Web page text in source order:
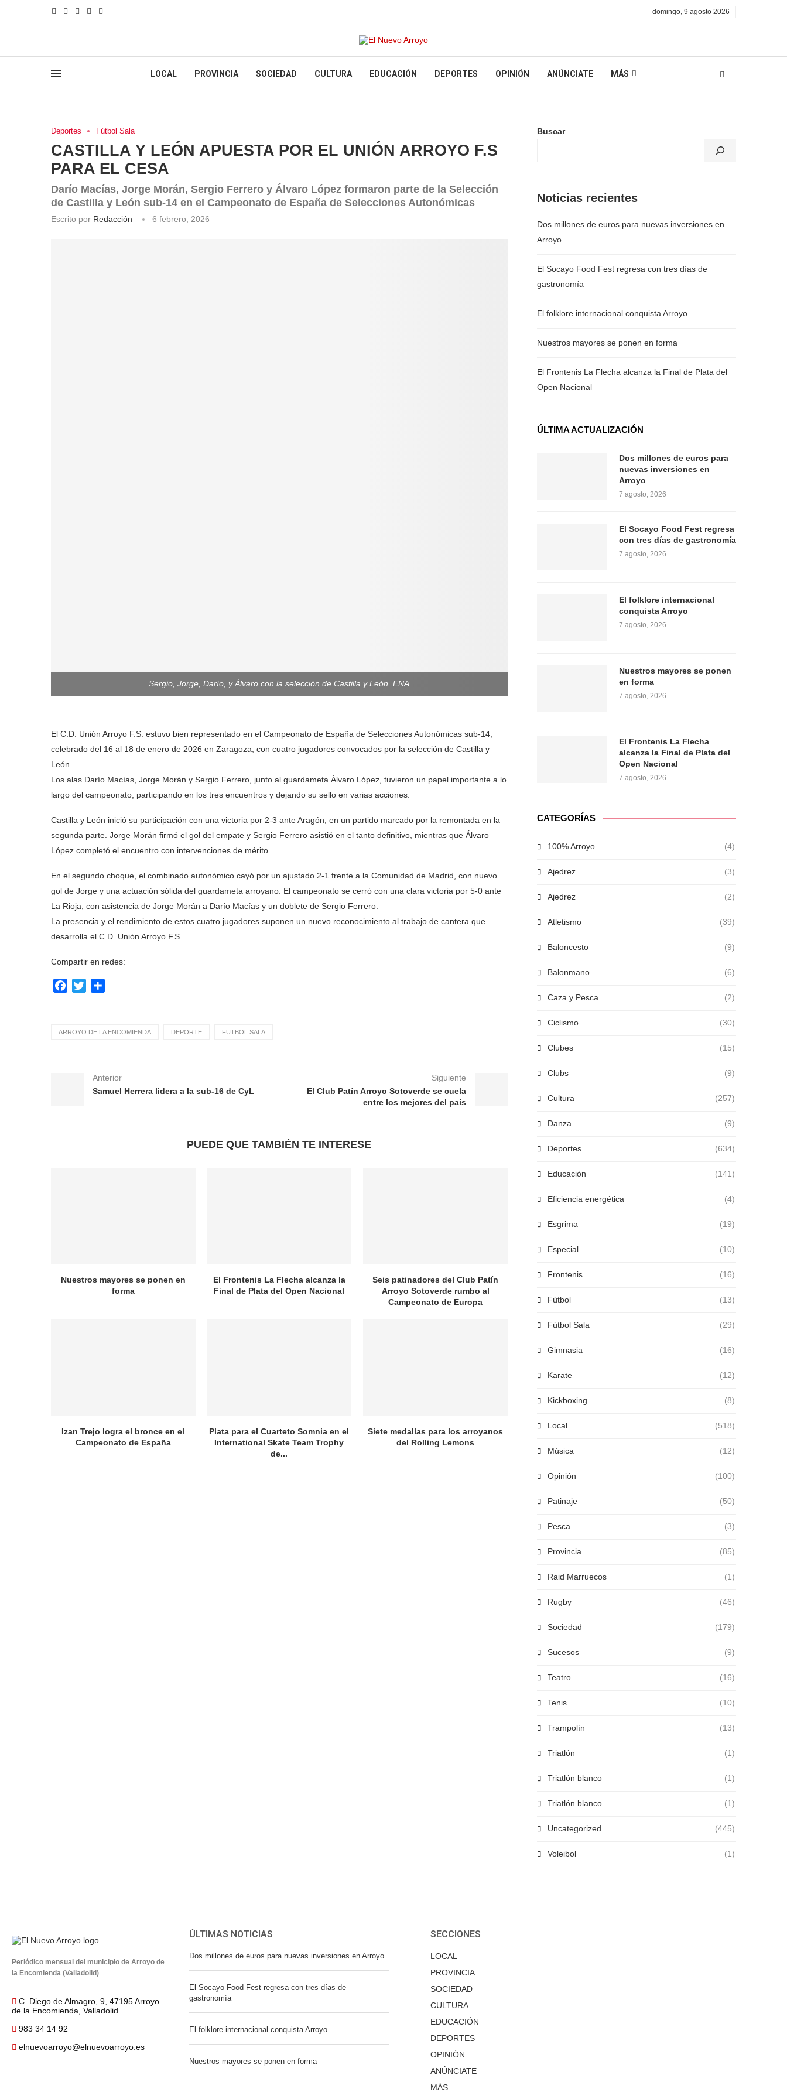
domingo, 9 agosto 2026
LOCAL PROVINCIA SOCIEDAD CULTURA EDUCACIÓN DEPORTES OPINIÓN ANÚNCIATE MÁS
Deportes Fútbol Sala
CASTILLA Y LEÓN APUESTA POR EL UNIÓN ARROYO F.S
PARA EL CESA
Darío Macías, Jorge Morán, Sergio Ferrero y Álvaro López formaron parte de la Selección
de Castilla y León sub-14 en el Campeonato de España de Selecciones Autonómicas
Escrito por Redacción 6 febrero, 2026
Sergio, Jorge, Darío, y Álvaro con la selección de Castilla y León. ENA
El C.D. Unión Arroyo F.S. estuvo bien representado en el Campeonato de España de Selecciones Autonómicas sub-14,
celebrado del 16 al 18 de enero de 2026 en Zaragoza, con cuatro jugadores convocados por la selección de Castilla y
León.
Los alas Darío Macías, Jorge Morán y Sergio Ferrero, junto al guardameta Álvaro López, tuvieron un papel importante a lo
largo del campeonato, participando en los tres encuentros y dejando su sello en varias acciones.
Castilla y León inició su participación con una victoria por 2-3 ante Aragón, en un partido marcado por la remontada en la
segunda parte. Jorge Morán firmó el gol del empate y Sergio Ferrero asistió en el tanto definitivo, mientras que Álvaro
López completó el encuentro con intervenciones de mérito.
En el segundo choque, el combinado autonómico cayó por un ajustado 2-1 frente a la Comunidad de Madrid, con nuevo
gol de Jorge y una actuación sólida del guardameta arroyano. El campeonato se cerró con una clara victoria por 5-0 ante
La Rioja, con asistencia de Jorge Morán a Darío Macías y un doblete de Sergio Ferrero.
La presencia y el rendimiento de estos cuatro jugadores suponen un nuevo reconocimiento al trabajo de cantera que
desarrolla el C.D. Unión Arroyo F.S.
Compartir en redes:
Facebook
Twitter
ARROYO DE LA ENCOMIENDA DEPORTE FUTBOL SALA
Anterior
Samuel Herrera lidera a la sub-16 de CyL
Siguiente
El Club Patín Arroyo Sotoverde se cuela
entre los mejores del país
PUEDE QUE TAMBIÉN TE INTERESE
Nuestros mayores se ponen en
forma
El Frontenis La Flecha alcanza la
Final de Plata del Open Nacional
Seis patinadores del Club Patín
Arroyo Sotoverde rumbo al
Campeonato de Europa
Izan Trejo logra el bronce en el
Campeonato de España
Plata para el Cuarteto Somnia en el
International Skate Team Trophy
de...
Siete medallas para los arroyanos
del Rolling Lemons
Buscar
Noticias recientes
Dos millones de euros para nuevas inversiones en
Arroyo
El Socayo Food Fest regresa con tres días de
gastronomía
El folklore internacional conquista Arroyo
Nuestros mayores se ponen en forma
El Frontenis La Flecha alcanza la Final de Plata del
Open Nacional
ÚLTIMA ACTUALIZACIÓN
Dos millones de euros para
nuevas inversiones en
Arroyo
7 agosto, 2026
El Socayo Food Fest regresa
con tres días de gastronomía
7 agosto, 2026
El folklore internacional
conquista Arroyo
7 agosto, 2026
Nuestros mayores se ponen
en forma
7 agosto, 2026
El Frontenis La Flecha
alcanza la Final de Plata del
Open Nacional
7 agosto, 2026
CATEGORÍAS
100% Arroyo (4)
Ajedrez (3)
Ajedrez (2)
Atletismo (39)
Baloncesto (9)
Balonmano (6)
Caza y Pesca (2)
Ciclismo (30)
Clubes (15)
Clubs (9)
Cultura (257)
Danza (9)
Deportes (634)
Educación (141)
Eficiencia energética (4)
Esgrima (19)
Especial (10)
Frontenis (16)
Fútbol (13)
Fútbol Sala (29)
Gimnasia (16)
Karate (12)
Kickboxing (8)
Local (518)
Música (12)
Opinión (100)
Patinaje (50)
Pesca (3)
Provincia (85)
Raid Marruecos (1)
Rugby (46)
Sociedad (179)
Sucesos (9)
Teatro (16)
Tenis (10)
Trampolín (13)
Triatlón (1)
Triatlón blanco (1)
Triatlón blanco (1)
Uncategorized (445)
Voleibol (1)
Periódico mensual del municipio de Arroyo de
la Encomienda (Valladolid)
C. Diego de Almagro, 9, 47195 Arroyo
de la Encomienda, Valladolid
983 34 14 92
elnuevoarroyo@elnuevoarroyo.es
ÚLTIMAS NOTICIAS
Dos millones de euros para nuevas inversiones en Arroyo
El Socayo Food Fest regresa con tres días de
gastronomía
El folklore internacional conquista Arroyo
Nuestros mayores se ponen en forma
SECCIONES
LOCAL
PROVINCIA
SOCIEDAD
CULTURA
EDUCACIÓN
DEPORTES
OPINIÓN
ANÚNCIATE
MÁS